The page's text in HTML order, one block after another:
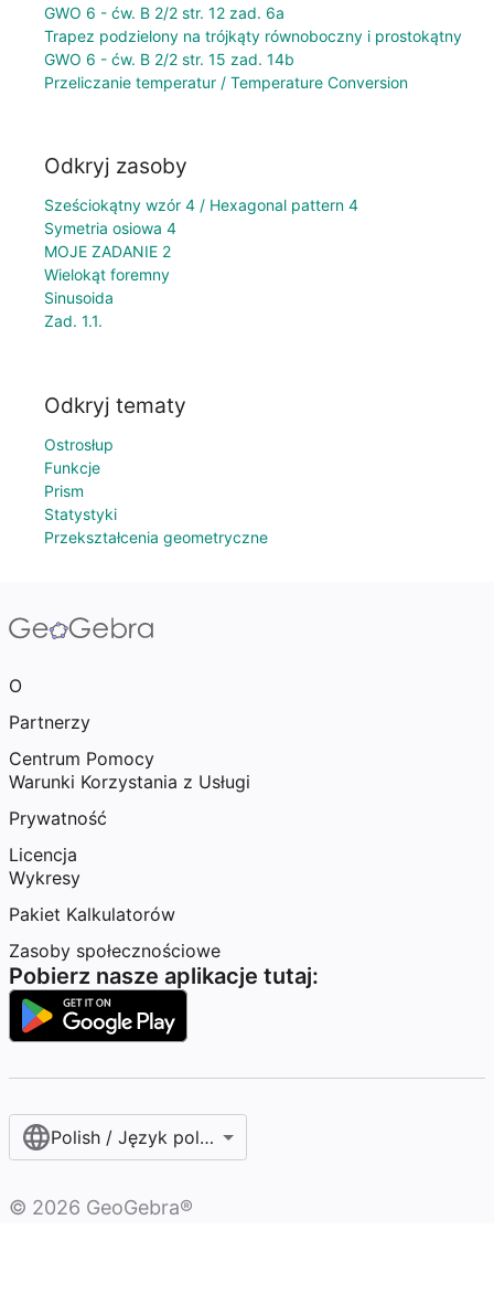
GWO 6 - ćw. B 2/2 str. 12 zad. 6a
Trapez podzielony na trójkąty równoboczny i prostokątny
GWO 6 - ćw. B 2/2 str. 15 zad. 14b
Przeliczanie temperatur / Temperature Conversion
Odkryj zasoby
Sześciokątny wzór 4 / Hexagonal pattern 4
Symetria osiowa 4
MOJE ZADANIE 2
Wielokąt foremny
Sinusoida
Zad. 1.1.
Odkryj tematy
Ostrosłup
Funkcje
Prism
Statystyki
Przekształcenia geometryczne
O
Partnerzy
Centrum Pomocy
Warunki Korzystania z Usługi
Prywatność
Licencja
Wykresy
Pakiet Kalkulatorów
Zasoby społecznościowe
Pobierz nasze aplikacje tutaj:
Polish / Język polski‎
© 2026 GeoGebra®